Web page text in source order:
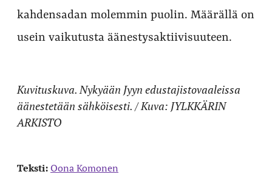
kahdensadan molemmin puolin. Määrällä on
usein vaikutusta äänestysaktiivisuuteen.
Kuvituskuva. Nykyään Jyyn edustajistovaaleissa
äänestetään sähköisesti. / Kuva: JYLKKÄRIN
ARKISTO
Teksti:Oona Komonen